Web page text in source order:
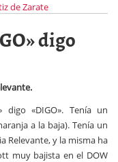
de Zarate
digo
«DIGO». Tenía un
a la baja). Tenía un
Relevante, y la misma ha
muy bajista en el DOW